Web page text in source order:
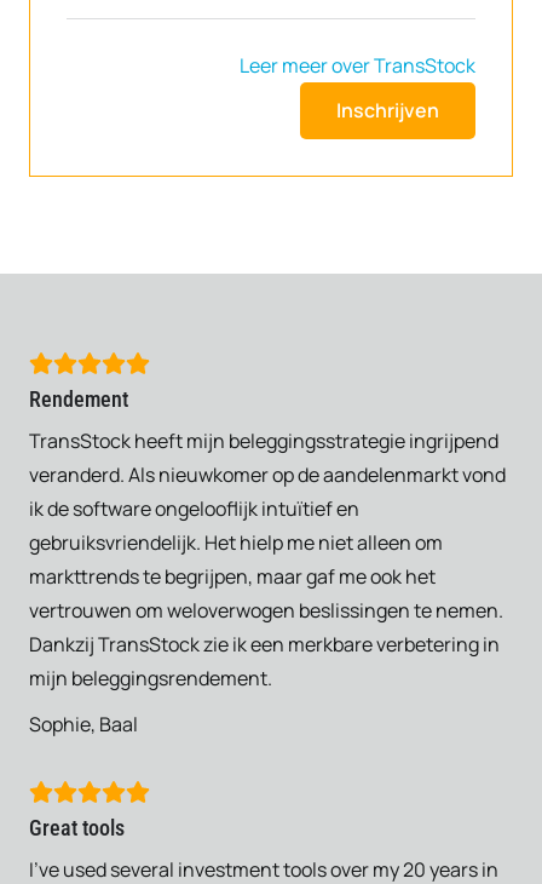
Leer meer over TransStock
Inschrijven
Rendement
TransStock heeft mijn beleggingsstrategie ingrijpend
veranderd. Als nieuwkomer op de aandelenmarkt vond
ik de software ongelooflijk intuïtief en
gebruiksvriendelijk. Het hielp me niet alleen om
markttrends te begrijpen, maar gaf me ook het
vertrouwen om weloverwogen beslissingen te nemen.
Dankzij TransStock zie ik een merkbare verbetering in
mijn beleggingsrendement.
Sophie, Baal
Great tools
I’ve used several investment tools over my 20 years in